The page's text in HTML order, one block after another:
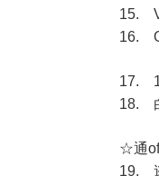
15.
16.
17.
18.
☆通
19.